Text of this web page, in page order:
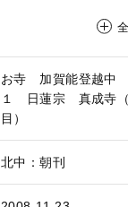
お寺 加賀能登越中
１ 日蓮宗 真成寺（
目）
北中：朝刊